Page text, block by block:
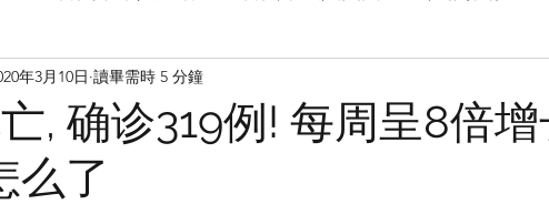
英国快乐肥宅指南 Cola
华人专题 Feature
, 确诊319例! 每周呈8倍增
么了
年3月10日 讀畢需時 5 分鐘